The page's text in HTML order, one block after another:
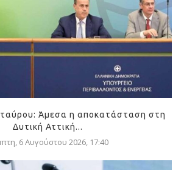
Άμεσα η αποκατάσταση στη
Δυτική Αττική...
6 Αυγούστου 2026, 17:40